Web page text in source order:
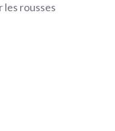
les rousses